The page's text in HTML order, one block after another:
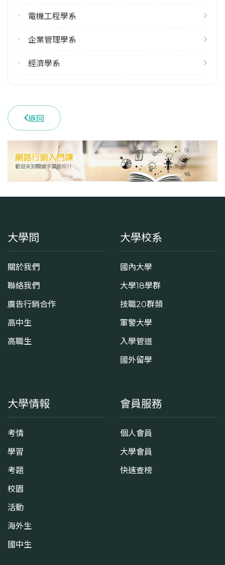
雙主修人數
113學年度下學期
113學年度上學期
113學年度下學期
1
學系電話
電機工程學系
企業管理學系
經濟學系
返回
大學問
關於我們
聯絡我們
廣告行銷合作
高中生
高職生
大學校系
國內大學
大學18學群
技職20群類
軍警大學
入學管道
國外留學
大學情報
考情
學習
考題
校園
活動
海外生
國中生
會員服務
個人會員
大學會員
快速查榜